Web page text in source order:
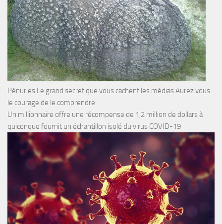
Pénuries Le grand secret que vous cachent les médias Aurez vous
le courage de le comprendre
Un millionnaire offre une récompense de 1,2 million de dollars à
quiconque fournit un échantillon isolé du virus COVID-19